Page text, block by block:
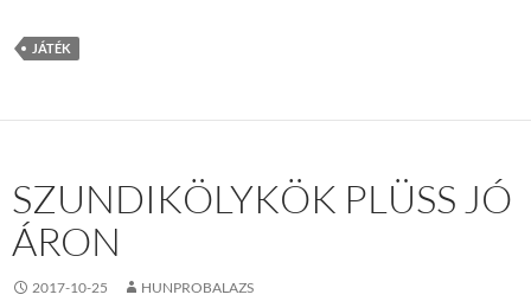
JÁTÉK
SZUNDIKÖLYKÖK PLÜSS JÓ
ÁRON
2017-10-25 HUNPROBALAZS